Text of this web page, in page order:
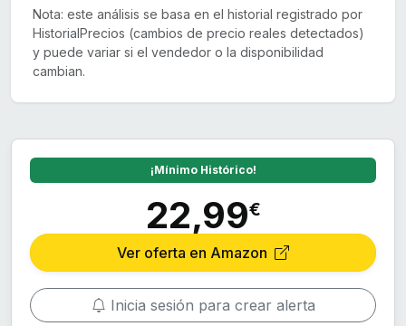
Nota: este análisis se basa en el historial registrado por
HistorialPrecios (cambios de precio reales detectados)
y puede variar si el vendedor o la disponibilidad
cambian.
¡Mínimo Histórico!
22,99€
Ver oferta en Amazon
Inicia sesión para crear alerta